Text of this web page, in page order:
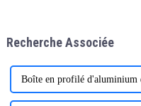
Recherche Associée
Boîte en profilé d'aluminium